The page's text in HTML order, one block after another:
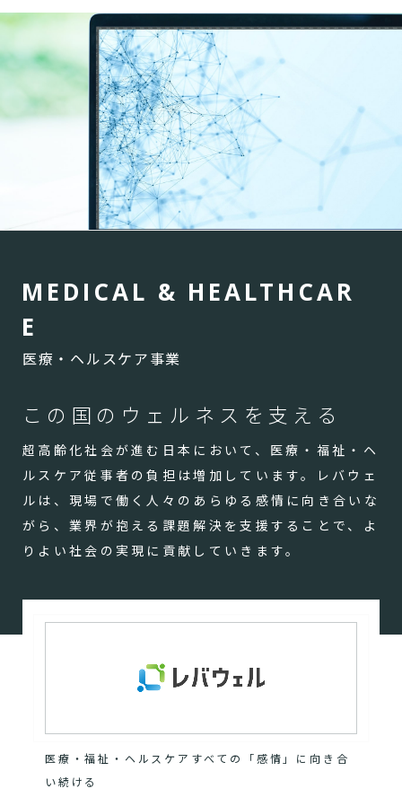
M EDI CAL & H EALTH CAR
E
医療・ヘルスケア事業
この国のウェルネスを支える
超高齢化社会が進む日本において、医療・福祉・ヘ
ルスケア従事者の負担は増加しています。レバウェ
ルは、現場で働く人々のあらゆる感情に向き合いな
がら、業界が抱える課題解決を支援することで、よ
りよい社会の実現に貢献していきます。
医療・福祉・ヘルスケアすべての「感情」に向き合
い続ける